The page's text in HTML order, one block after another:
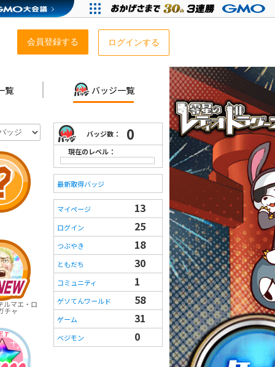
会員登録する ログインする
覧 バッジ一覧
ルマエ・ロ
チャ
バッジ数： 0
現在のレベル：
最新取得バッジ
マイページ 13
ログイン 25
つぶやき 18
ともだち 30
コミュニティ 1
ゲソてんワールド 58
ゲーム 31
ベジモン 0